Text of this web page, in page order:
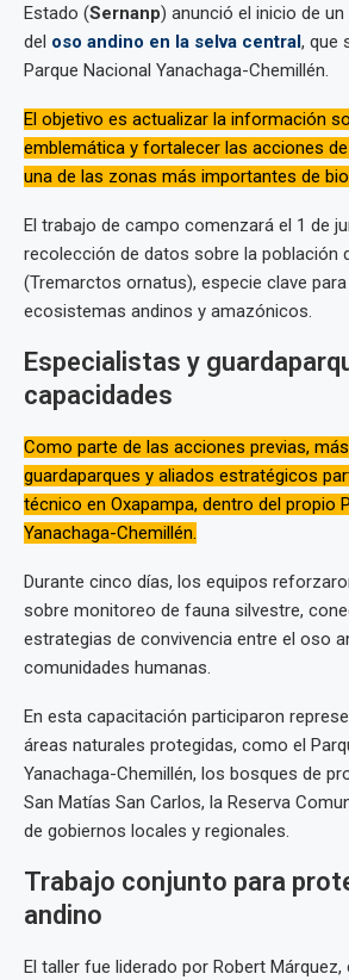
Estado (Sernanp) anunció el inicio de
del oso andino en la selva central, que
Parque Nacional Yanachaga-Chemillén.
El objetivo es actualizar la información
emblemática y fortalecer las acciones
una de las zonas más importantes de
El trabajo de campo comenzará el 1 de
recolección de datos sobre la población
(Tremarctos ornatus), especie clave
ecosistemas andinos y amazónicos.
Especialistas y
capacidades
Como parte de las acciones previas,
guardaparques y aliados estratégicos
técnico en Oxapampa, dentro del propio
Yanachaga-Chemillén.
Durante cinco días, los equipos
sobre monitoreo de fauna silvestre,
estrategias de convivencia entre el oso
comunidades humanas.
En esta capacitación participaron
áreas naturales protegidas, como el
Yanachaga-Chemillén, los bosques de
San Matías San Carlos, la Reserva
de gobiernos locales y regionales.
Trabajo conjunto para
andino
El taller fue liderado por Robert